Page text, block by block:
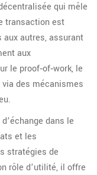
qui mêle
transaction est
autres, assurant
aux
le proof‑of‑work, le
des mécanismes
dans le
et les
stratégies de
rôle d’utilité, il offre